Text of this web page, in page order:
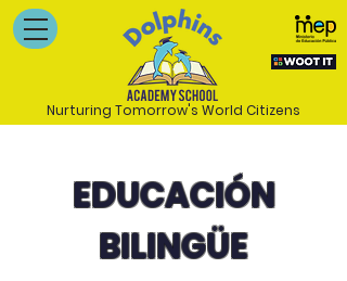
Nurturing Tomorrow's World Citizens
EDUCACIÓN
BILINGÜE